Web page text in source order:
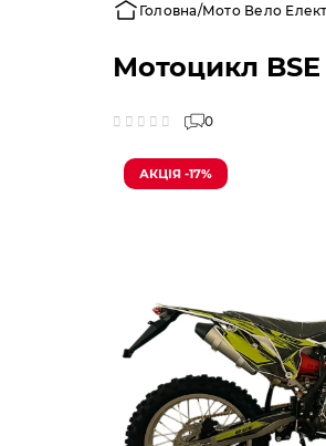
Головна Мото Вело
Мотоцикл
0
АКЦІЯ -17%